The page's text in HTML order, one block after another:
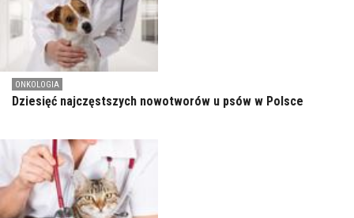
ONKOLOGIA
Dziesięć najczęstszych nowotworów u psów w Polsce